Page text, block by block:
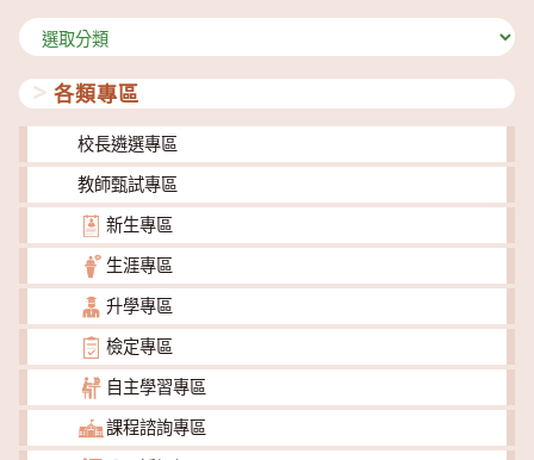
分
類
各類專區
校長遴選專區
教師甄試專區
新生專區
生涯專區
升學專區
檢定專區
自主學習專區
課程諮詢專區